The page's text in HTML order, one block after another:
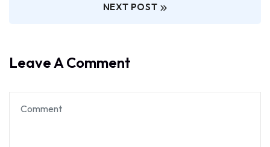
NEXT POST
Leave A Comment